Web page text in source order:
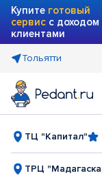
Купите готовый
сервис с доходом
клиентами
Тольятти
ТЦ "Капитал"
ТРЦ